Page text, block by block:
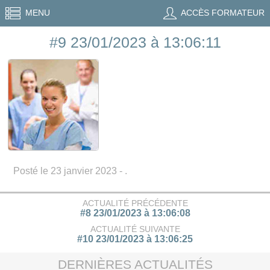
MENU ACCÈS FORMATEUR
#9 23/01/2023 à 13:06:11
Posté le 23 janvier 2023 - .
ACTUALITÉ PRÉCÉDENTE
#8 23/01/2023 à 13:06:08
ACTUALITÉ SUIVANTE
#10 23/01/2023 à 13:06:25
DERNIÈRES ACTUALITÉS